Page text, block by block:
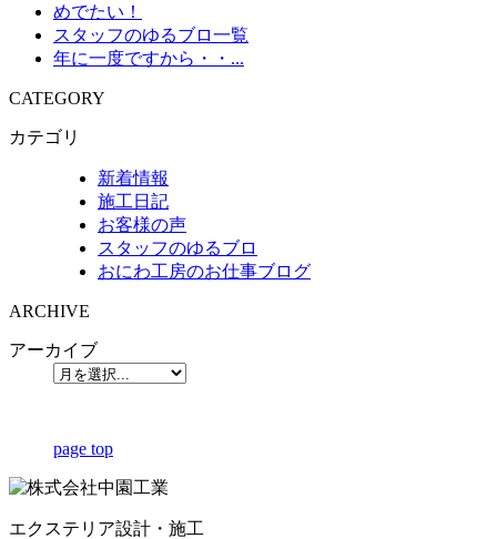
めでたい！
スタッフのゆるブロ一覧
年に一度ですから・・...
CATEGORY
カテゴリ
新着情報
施工日記
お客様の声
スタッフのゆるブロ
おにわ工房のお仕事ブログ
ARCHIVE
アーカイブ
page top
エクステリア設計・施工